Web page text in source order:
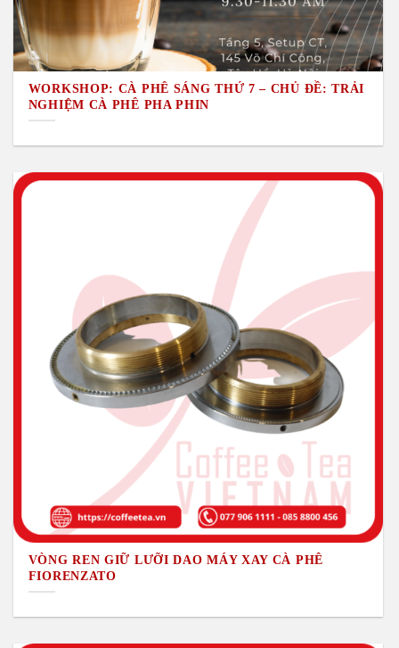
WORKSHOP: CÀ PHÊ SÁNG THỨ 7 – CHỦ ĐỀ: TRẢI
NGHIỆM CÀ PHÊ PHA PHIN
VÒNG REN GIỮ LƯỠI DAO MÁY XAY CÀ PHÊ
FIORENZATO